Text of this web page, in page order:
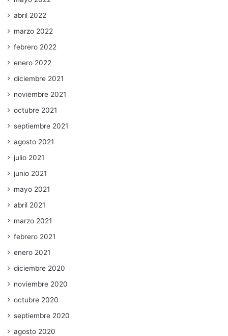
abril 2022
marzo 2022
febrero 2022
enero 2022
diciembre 2021
noviembre 2021
octubre 2021
septiembre 2021
agosto 2021
julio 2021
junio 2021
mayo 2021
abril 2021
marzo 2021
febrero 2021
enero 2021
diciembre 2020
noviembre 2020
octubre 2020
septiembre 2020
agosto 2020